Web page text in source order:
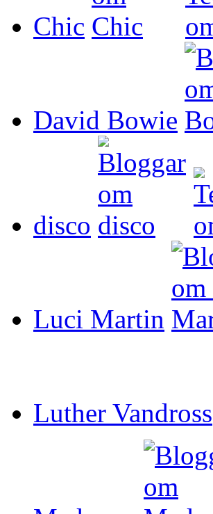
Chic
David Bowie
disco
Luci Martin
Luther Vandross